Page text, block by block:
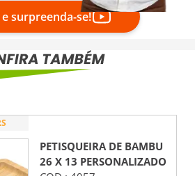
e surpreenda-se!
PETISQUEIRA DE BAMBU
26 X 13 PERSONALIZADO